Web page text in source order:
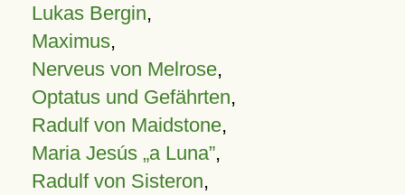
Lukas Bergin,
Maximus,
Nerveus von Melrose,
Optatus und Gefährten,
Radulf von Maidstone,
Maria Jesús „a Luna”,
Radulf von Sisteron,